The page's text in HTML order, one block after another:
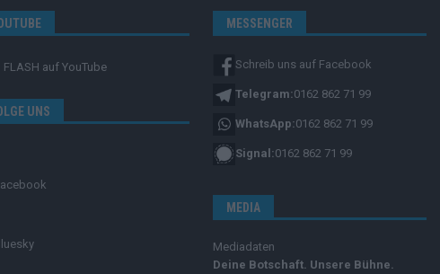
FLASH auf YouTube
UNS
MESSENGER
Schreib uns auf Facebook
Telegram:0162 862 71 99
WhatsApp:0162 862 71 99
Signal:0162 862 71 99
MEDIA
Mediadaten
Deine Botschaft. Unsere Bühne.